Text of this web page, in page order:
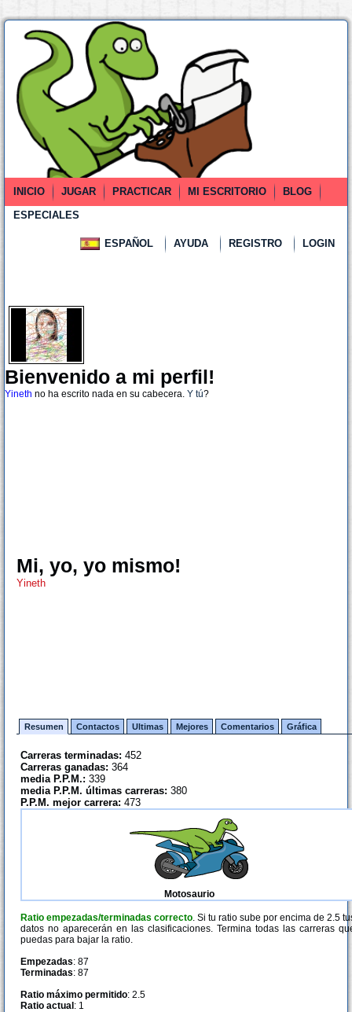
INICIO JUGAR PRACTICAR MI ESCRITORIO
BLOG
ESPECIALES
ESPAÑOL AYUDA REGISTRO LOGIN
Bienvenido a mi perfil!
Yineth no ha escrito nada en su cabecera. Y tú?
Mi, yo, yo mismo!
Yineth
Resumen Contactos Ultimas Mejores Comentarios Gráfica
Carreras terminadas: 452
Carreras ganadas: 364
media P.P.M.: 339
media P.P.M. últimas carreras: 380
P.P.M. mejor carrera: 473
Motosaurio
Ratio empezadas/terminadas correcto. Si tu ratio sube por encima de 2.5
datos no aparecerán en las clasificaciones. Termina todas las carreras
puedas para bajar la ratio.
Empezadas: 87
Terminadas: 87
Ratio máximo permitido: 2.5
Ratio actual : 1